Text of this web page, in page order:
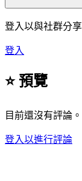
登入以與社群分
登入
⭐ 預覽
目前還沒有評論
登入以進行評論